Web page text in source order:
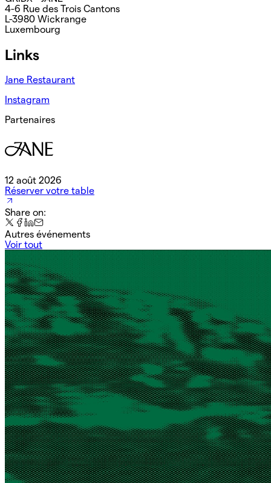
4-6 Rue des Trois Cantons
L-3980 Wickrange
Luxembourg
Links
Jane Restaurant
Instagram
Partenaires
12 août 2026
Réserver votre table
Share on:
Autres événements
Voir tout